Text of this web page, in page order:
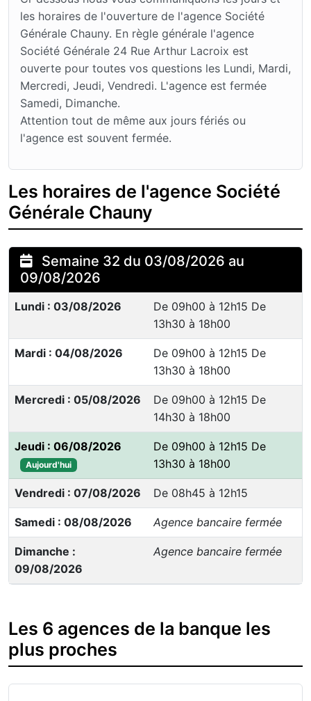
les horaires de l'ouverture de l'agence Société
Générale Chauny. En règle générale l'agence
Société Générale 24 Rue Arthur Lacroix est
ouverte pour toutes vos questions les Lundi, Mardi,
Mercredi, Jeudi, Vendredi. L'agence est fermée
Samedi, Dimanche.
Attention tout de même aux jours fériés ou
l'agence est souvent fermée.
Les horaires de l'agence Société
Générale Chauny
Semaine 32 du 03/08/2026 au
09/08/2026
Lundi : 03/08/2026
De 09h00 à 12h15 De
13h30 à 18h00
Mardi : 04/08/2026
De 09h00 à 12h15 De
13h30 à 18h00
Mercredi : 05/08/2026
De 09h00 à 12h15 De
14h30 à 18h00
Jeudi : 06/08/2026
Aujourd'hui
De 09h00 à 12h15 De
13h30 à 18h00
Vendredi : 07/08/2026 De 08h45 à 12h15
Samedi : 08/08/2026 Agence bancaire fermée
Dimanche :
09/08/2026
Agence bancaire fermée
Les 6 agences de la banque les
plus proches